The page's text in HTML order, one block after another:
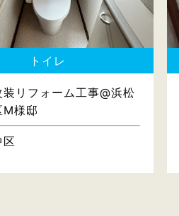
トイレ
装リフォーム工事@浜松
M様邸